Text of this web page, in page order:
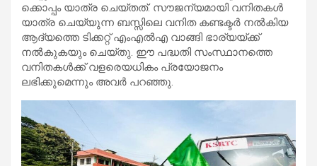
ക്കൊപ്പം യാത്ര ചെയ്തത്. സൗജന്യമായി വനിതകള്‍
യാത്ര ചെയ്യുന്ന ബസ്സിലെ വനിത കണ്ടക്ടര്‍ നല്‍കിയ
ആദ്യത്തെ ടിക്കറ്റ് എംഎല്‍എ വാങ്ങി ഭാര്യയ്ക്ക്
നല്‍കുകയും ചെയ്തു. ഈ പദ്ധതി സംസ്ഥാനത്തെ
വനിതകള്‍ക്ക് വളരെയധികം പ്രയോജനം
ലഭിക്കുമെന്നും അവര്‍ പറഞ്ഞു.